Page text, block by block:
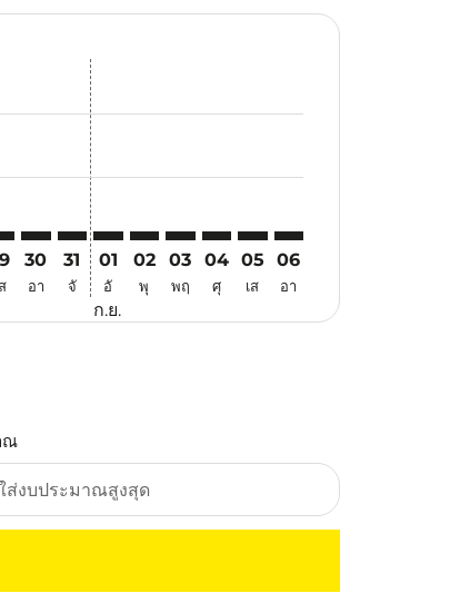
ค้นหาข้อเสนอ
ค้นหาข้อเสนอ
ค้นหาข้อเสนอ
disclaimer. ค้นหาข้อเสนอ
offers-disclaimer. ค้นหาข้อเสนอ
view-offers-disclaimer. ค้นหาข้อเสนอ
cmp-view-offers-disclaimer. ค้นหาข้อเสนอ
cmp-view-offers-disclaimer. ค้นหาข้อเสนอ
cmp-view-offers-disclaimer. ค้นหาข้อเสนอ
HDY–VTZ: cmp-view-offers-disclaimer. ค้นหาข้อเสนอ
30
อา
HDY–VTZ: cmp-view-offers-disclaimer. ค้นหาข้อเ
31
จั
01
อั
ก.ย.
02
พุ
03
พฤ
04
ศุ
05
เส
06
อา
ณ